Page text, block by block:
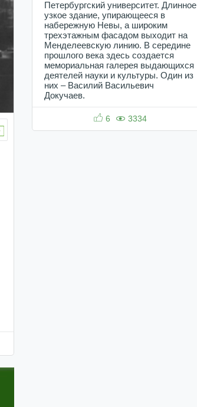
Петербургский университет. Длинное
узкое здание, упирающееся в
набережную Невы, а широким
трехэтажным фасадом выходит на
Менделеевскую линию. В середине
прошлого века здесь создается
мемориальная галерея выдающихся
деятелей науки и культуры. Один из
них – Василий Васильевич
Докучаев.
6 3334